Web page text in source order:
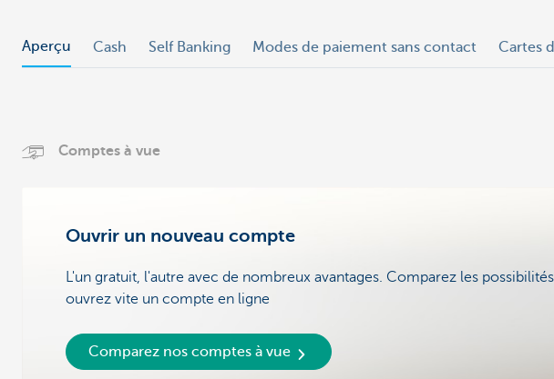
Aperçu Cash Self Banking Modes de paiement sans contact Cartes
Comptes à vue
Ouvrir un nouveau compte
L'un gratuit, l'autre avec de nombreux avantages. Comparez les
ouvrez vite un compte en ligne
Comparez nos comptes à vue